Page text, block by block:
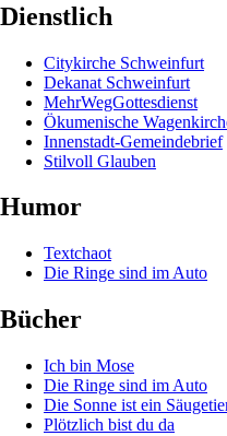
Dienstlich
Citykirche Schweinfurt
Dekanat Schweinfurt
MehrWegGottesdienst
Ökumenische
Innenstadt-Gemeindebrief
Stilvoll Glauben
Humor
Textchaot
Die Ringe sind im Auto
Bücher
Ich bin Mose
Die Ringe sind im Auto
Die Sonne ist ein
Plötzlich bist du da